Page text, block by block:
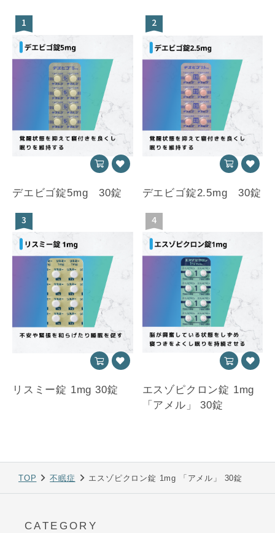
1
デエビゴ錠5mg 30錠
2
デエビゴ錠2.5mg 30錠
3
リスミー錠 1mg 30錠
4
エスゾピクロン錠 1mg
「アメル」 30錠
TOP 不眠症 エスゾピクロン錠 1mg 「アメル」 30錠
CATEGORY